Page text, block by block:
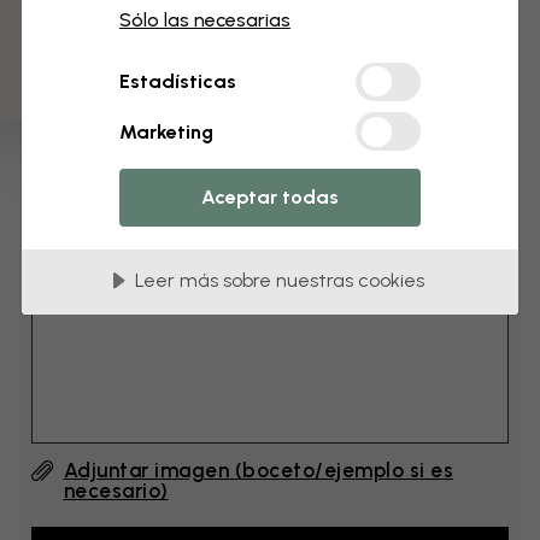
Añade 6–10 cm al ancho y a la altura
Añadir comentario
Comentario (English) #1
Adjuntar imagen (boceto/ejemplo si es
necesario)
Sólo las necesarias
Estadísticas
Marketing
Aceptar todas
Leer más sobre nuestras cookies